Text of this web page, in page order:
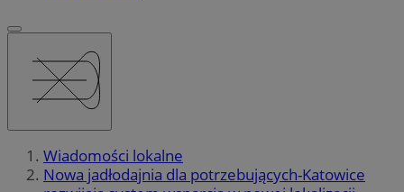
Wiadomości lokalne
Nowa jadłodajnia dla potrzebujących-Katowice